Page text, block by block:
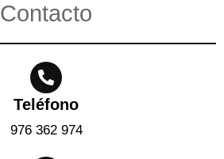
Contacto
Teléfono
976 362 974